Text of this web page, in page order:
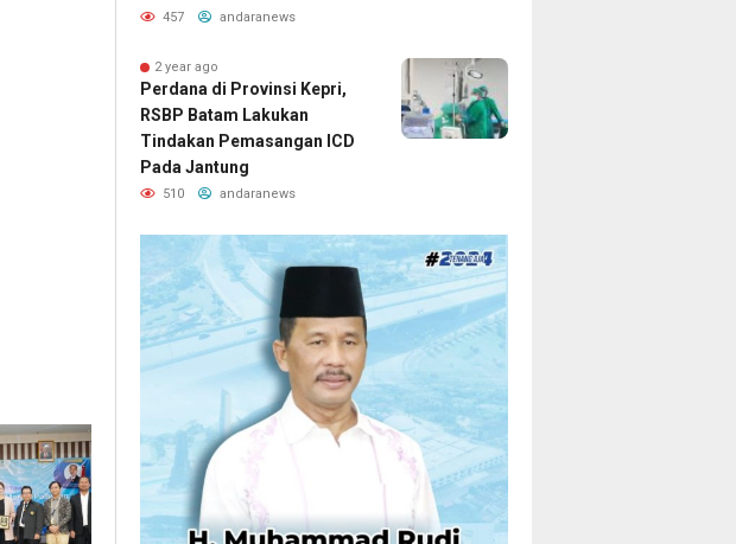
457 andaranews
2 year ago
Perdana di Provinsi Kepri,
RSBP Batam Lakukan
Tindakan Pemasangan ICD
Pada Jantung
510 andaranews